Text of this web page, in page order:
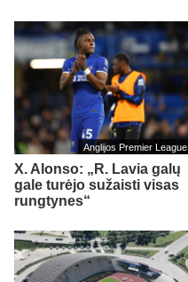
Anglijos Premier League
X. Alonso: „R. Lavia galų
gale turėjo sužaisti visas
rungtynes“